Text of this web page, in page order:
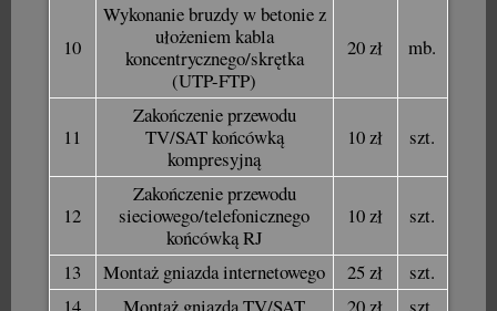
10
Wykonanie bruzdy w betonie z
ułożeniem kabla
koncentrycznego/skrętka
(UTP-FTP)
20 zł mb.
11
Zakończenie przewodu
TV/SAT końcówką
kompresyjną
10 zł szt.
12
Zakończenie przewodu
sieciowego/telefonicznego
końcówką RJ
10 zł szt.
13 Montaż gniazda internetowego 25 zł
szt.